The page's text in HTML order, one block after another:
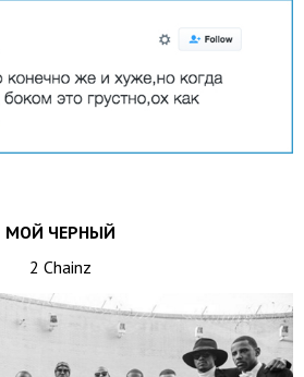
МОЙ ЧЕРНЫЙ
2 Chainz